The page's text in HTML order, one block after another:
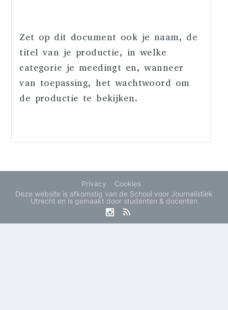
Zet op dit document ook je naam, de
titel van je productie, in welke
categorie je meedingt en, wanneer
van toepassing, het wachtwoord om
de productie te bekijken.
Privacy
Cookies
Deze website is afkomstig van de School voor Journalistiek
Utrecht en is gemaakt door studenten & docenten